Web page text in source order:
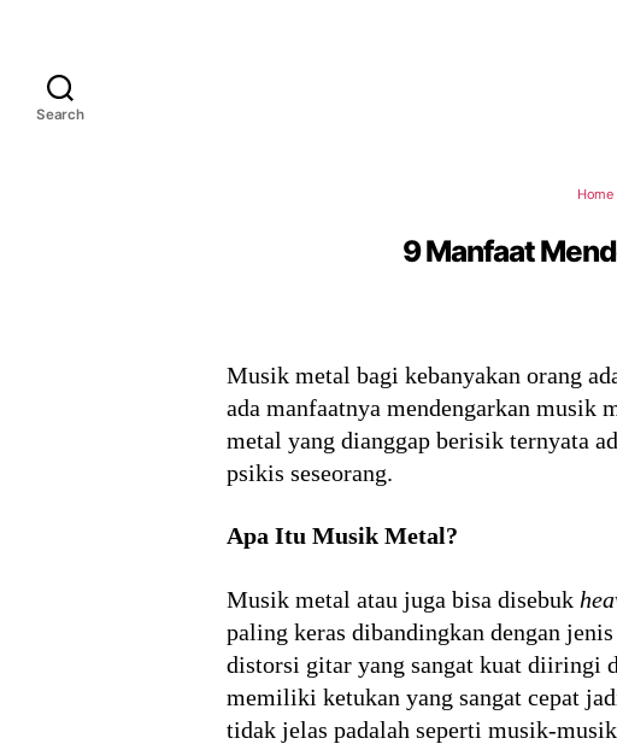
Search
Home
9 Manfaat
Musik metal bagi kebanyakan orang
ada manfaatnya mendengarkan musik
metal yang dianggap berisik ternyata
psikis seseorang.
Apa Itu Musik Metal?
Musik metal atau juga bisa disebuk
paling keras dibandingkan dengan
distorsi gitar yang sangat kuat diiringi
memiliki ketukan yang sangat cepat
tidak jelas padalah seperti musik-